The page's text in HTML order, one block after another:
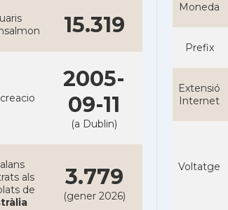
15.319
2005-
09-11
(a Dublin)
als
de
3.779
(gener 2026)
Moneda
Prefix
Extensió
Internet
Voltatge